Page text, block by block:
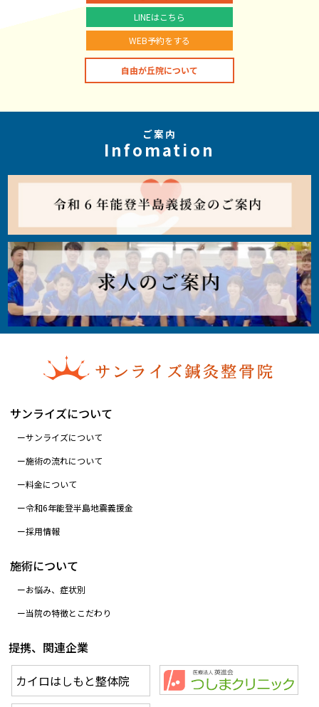
LINEはこちら
WEB予約をする
自由が丘院について
ご案内
Infomation
サンライズについて
サンライズについて
施術の流れについて
料金について
令和6年能登半島地震義援金
採用情報
施術について
お悩み、症状別
当院の特徴とこだわり
提携、関連企業
カイロはしもと整体院